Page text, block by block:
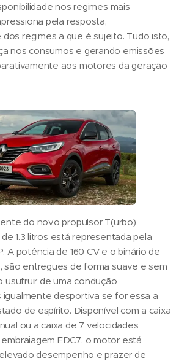
nos regimes mais
pela resposta,
regimes a que é sujeito. Tudo isto,
nos consumos e gerando emissões
aos motores da geração
do novo propulsor T(urbo)
1.3 litros está representada pela
A potência de 160 CV e o binário de
são entregues de forma suave e sem
usufruir de uma condução
igualmente desportiva se for essa a
de espírito. Disponível com a caixa
ou a caixa de 7 velocidades
EDC7, o motor está
desempenho e prazer de